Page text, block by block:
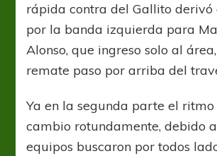
rápida contra del Gallito derivó
por la banda izquierda para
Alonso, que ingreso solo al
remate paso por arriba del
Ya en la segunda parte el
cambio rotundamente, debido
equipos buscaron por todos